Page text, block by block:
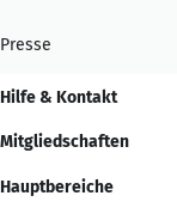
Presse
Hilfe & Kontakt
Mitgliedschaften
Hauptbereiche